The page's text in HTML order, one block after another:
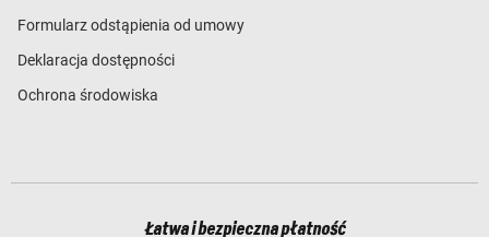
Formularz odstąpienia od umowy
Deklaracja dostępności
Ochrona środowiska
Łatwa i bezpieczna płatność